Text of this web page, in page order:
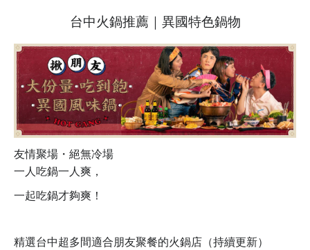
台中火鍋推薦｜異國特色鍋物
友情聚場・絕無冷場
一人吃鍋一人爽，
一起吃鍋才夠爽！
精選台中超多間適合朋友聚餐的火鍋店（持續更新）